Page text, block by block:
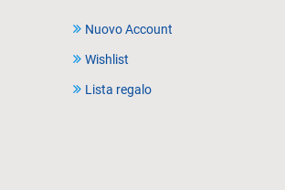
Nuovo Account
Wishlist
Lista regalo